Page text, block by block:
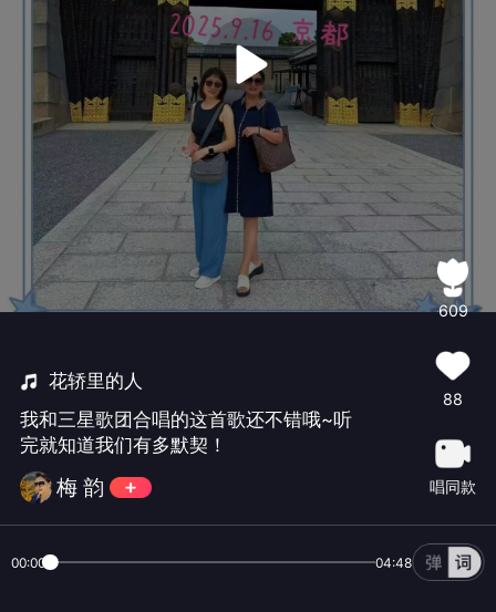
花轿里的人
我和三星歌团合唱的这首歌还不错哦~听
完就知道我们有多默契！
梅 韵
609
88
唱同款
00:00 04:48